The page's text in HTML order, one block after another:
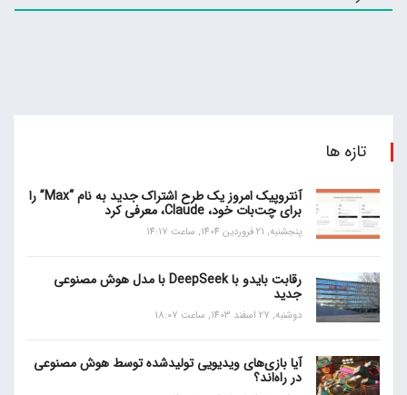
تازه ها
آنتروپیک امروز یک طرح اشتراک جدید به نام “Max” را
برای چت‌بات خود، Claude، معرفی کرد
پنجشنبه, 21 فروردین 1404, ساعت 14:17
رقابت بایدو با DeepSeek با مدل هوش مصنوعی
جدید
دوشنبه, 27 اسفند 1403, ساعت 18:07
آیا بازی‌های ویدیویی تولیدشده توسط هوش مصنوعی
در راه‌اند؟